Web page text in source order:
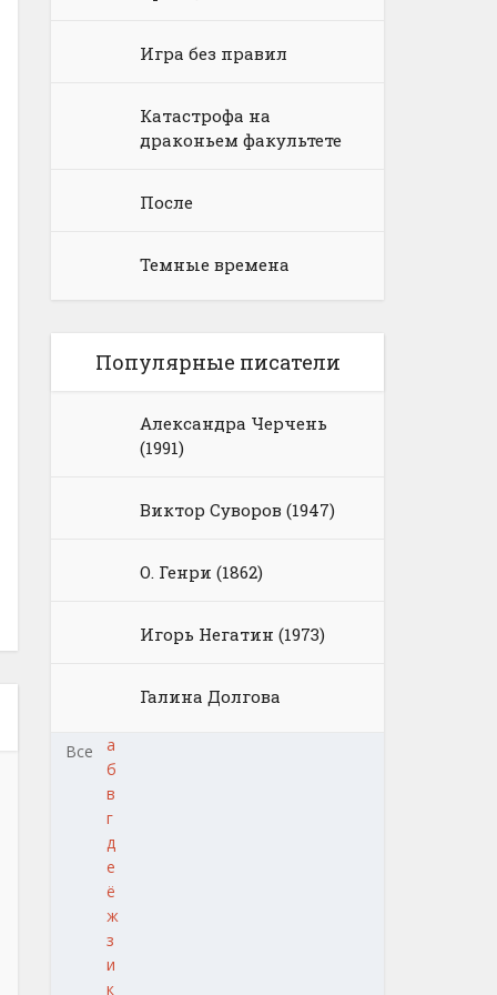
Игра без правил
Катастрофа на
драконьем факультете
После
Темные времена
Популярные писатели
Александра Черчень
(1991)
Виктор Суворов (1947)
О. Генри (1862)
Игорь Негатин (1973)
Галина Долгова
Все
а
б
в
г
д
е
ё
ж
з
и
к